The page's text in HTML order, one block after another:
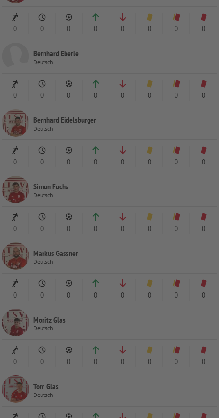
0 0 0 0 0 0 0 0
Bernhard Eberle
Deutsch
0 0 0 0 0 0 0 0
Bernhard Eidelsburger
Deutsch
0 0 0 0 0 0 0 0
Simon Fuchs
Deutsch
0 0 0 0 0 0 0 0
Markus Gassner
Deutsch
0 0 0 0 0 0 0 0
Moritz Glas
Deutsch
0 0 0 0 0 0 0 0
Tom Glas
Deutsch